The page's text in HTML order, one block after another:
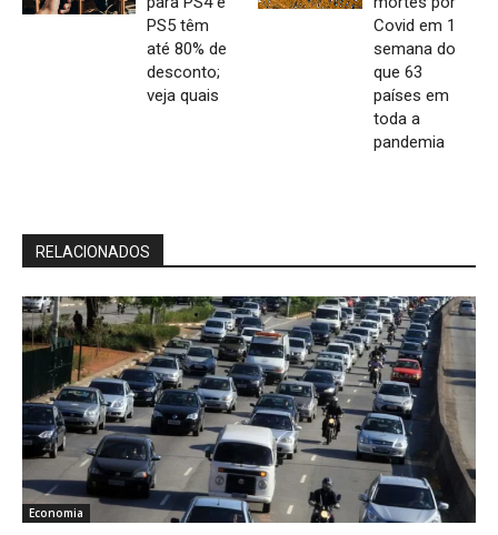
PS5 têm
até 80% de
desconto;
veja quais
Covid em 1
semana do
que 63
países em
toda a
pandemia
RELACIONADOS
Economia